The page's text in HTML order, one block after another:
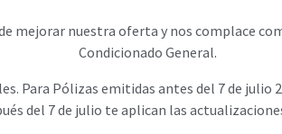
mejorar nuestra oferta y nos complace
Condicionado General.
Para Pólizas emitidas antes del 7 de
del 7 de julio te aplican las